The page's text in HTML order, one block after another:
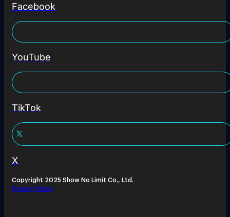
Facebook
YouTube
TikTok
X
Copyright 2025 Show No Limit Co., Ltd.
Privacy Policy